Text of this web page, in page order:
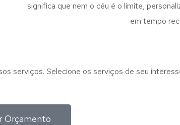
significa que nem o céu é o limite,
em tempo
serviços. Selecione os serviços de seu
Orçamento